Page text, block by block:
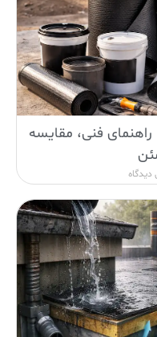
فنی، مقایسه
دیدگاه